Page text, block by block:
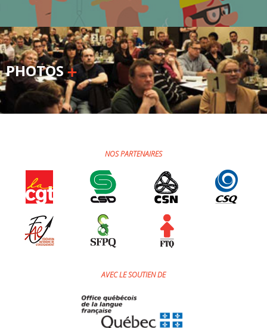
Ressources terminologiques
Capsules linguistiques
Jeux et outils terminolinguistiques
Intégration linguistique
Espace militant
Nos campagnes
PHOTOS
NOS PARTENAIRES
AVEC LE SOUTIEN DE